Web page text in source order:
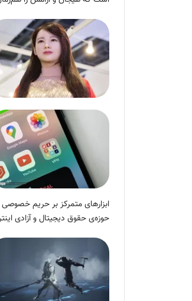
حوزه‌ی حقوق دیجیتال و آزادی